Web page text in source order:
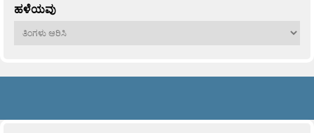
ಹಳೆಯವು
ಹಳೆಯವು